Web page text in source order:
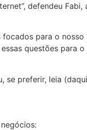
defendeu
para o
questões para
preferir, leia